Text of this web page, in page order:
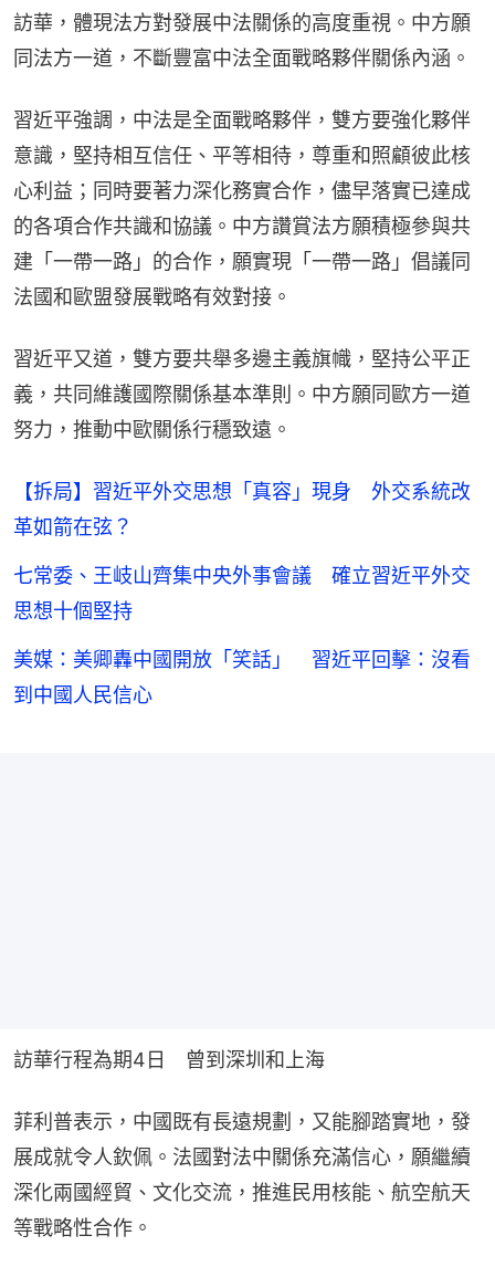
訪華，體現法方對發展中法關係的高度重視。中方願
同法方一道，不斷豐富中法全面戰略夥伴關係內涵。
習近平強調，中法是全面戰略夥伴，雙方要強化夥伴
意識，堅持相互信任、平等相待，尊重和照顧彼此核
心利益；同時要著力深化務實合作，儘早落實已達成
的各項合作共識和協議。中方讚賞法方願積極參與共
建「一帶一路」的合作，願實現「一帶一路」倡議同
法國和歐盟發展戰略有效對接。
習近平又道，雙方要共舉多邊主義旗幟，堅持公平正
義，共同維護國際關係基本準則。中方願同歐方一道
努力，推動中歐關係行穩致遠。
【拆局】習近平外交思想「真容」現身 外交系統改
革如箭在弦？
七常委、王岐山齊集中央外事會議 確立習近平外交
思想十個堅持
美媒：美卿轟中國開放「笑話」 習近平回擊：沒看
到中國人民信心
訪華行程為期4日　曾到深圳和上海
菲利普表示，中國既有長遠規劃，又能腳踏實地，發
展成就令人欽佩。法國對法中關係充滿信心，願繼續
深化兩國經貿、文化交流，推進民用核能、航空航天
等戰略性合作。